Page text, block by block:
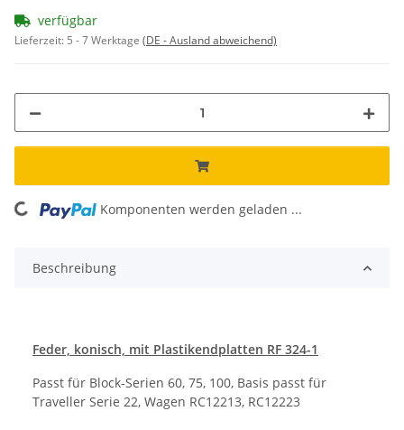
verfügbar
Lieferzeit: 5 - 7 Werktage (DE - Ausland abweichend)
Komponenten werden geladen ...
Beschreibung
Feder, konisch, mit Plastikendplatten RF 324-1
Passt für Block-Serien 60, 75, 100, Basis passt für
Traveller Serie 22, Wagen RC12213, RC12223